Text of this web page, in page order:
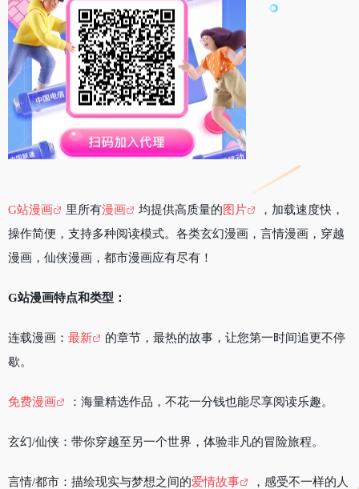
G站漫画 里所有漫画 均提供高质量的 图片
，加载速度快，
操作简便，支持多种阅读模式。各类玄幻漫画，言情漫画，穿越
漫画，仙侠漫画，都市漫画应有尽有！
G站漫画特点和类型：
连载漫画： 最新
的章节，最热的故事，让您第一时间追更不停
歇。
免费漫画 ：海量精选作品，不花一分钱也能尽享阅读乐趣。
玄幻/仙侠：带你穿越至另一个世界，体验非凡的冒险旅程。
言情/都市：描绘现实与梦想之间的爱情故事
，感受不一样的人